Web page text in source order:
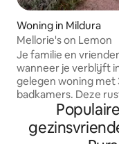
Woning in Mildura
Mellorie's on Lemon
Je familie en vrienden zijn dicht bij alles
wanneer je verblijft
gelegen woning met
badkamers. Deze
accommodatie is
zo veel of zo weinig
met zijn enorme achtertuin is het niet